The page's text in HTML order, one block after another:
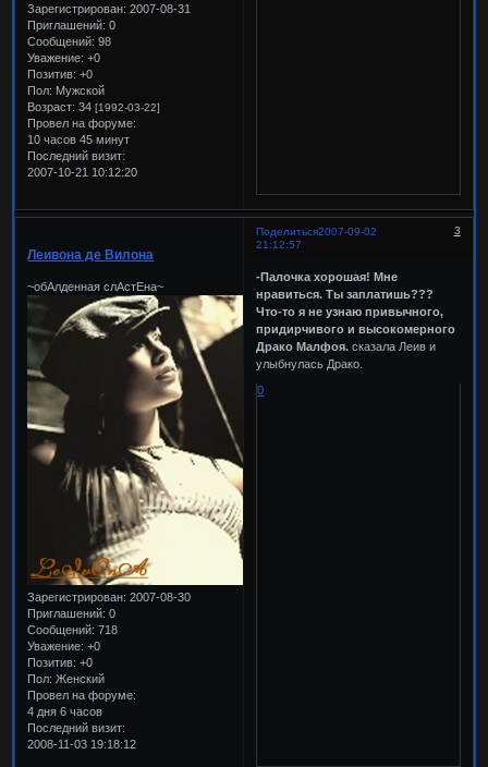
Зарегистрирован: 2007-08-31
Приглашений: 0
Сообщений: 98
Уважение: +0
Позитив: +0
Пол: Мужской
Возраст: 34[1992-03-22]
Провел на форуме:
10 часов 45 минут
Последний визит:
2007-10-21 10:12:20
Поделиться 3
2007-09-02
21:12:57
Леивона де Вилона
~обАлденная слАстЕна~
Зарегистрирован: 2007-08-30
Приглашений: 0
Сообщений: 718
Уважение: +0
Позитив: +0
Пол: Женский
Провел на форуме:
4 дня 6 часов
Последний визит:
2008-11-03 19:18:12
-Палочка хорошая! Мне
нравиться. Ты заплатишь???
Что-то я не узнаю привычного,
придирчивого и высокомерного
Драко Малфоя. сказала Леив и
улыбнулась Драко.
0